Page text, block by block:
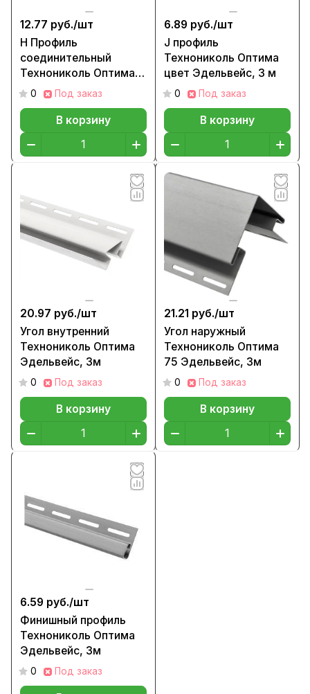
12.77 руб./шт
H Профиль
соединительный
Технониколь Оптима
Эдельвейс, 3м
0 Под заказ
В корзину
6.89 руб./шт
J профиль
Технониколь Оптима
цвет Эдельвейс, 3 м
0 Под заказ
В корзину
20.97 руб./шт
Угол внутренний
Технониколь Оптима
Эдельвейс, 3м
0 Под заказ
В корзину
21.21 руб./шт
Угол наружный
Технониколь Оптима
75 Эдельвейс, 3м
0 Под заказ
В корзину
6.59 руб./шт
Финишный профиль
Технониколь Оптима
Эдельвейс, 3м
0 Под заказ